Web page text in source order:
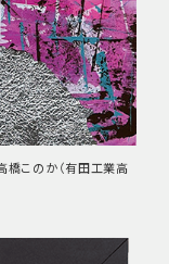
橋このか（有田工業高